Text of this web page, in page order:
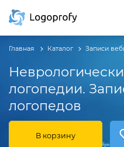
логопедии.
логопедов
Главная Каталог Записи
В корзину